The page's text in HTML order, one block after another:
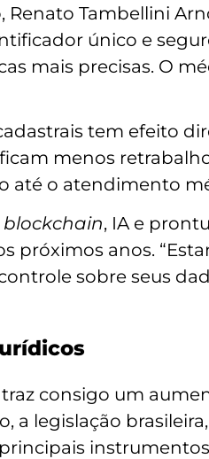
Renato Tambellini
único e
mais precisas. O
tem efeito
menos
até o atendimento
blockchain, IA e
próximos anos.
sobre seus
consigo um
a legislação